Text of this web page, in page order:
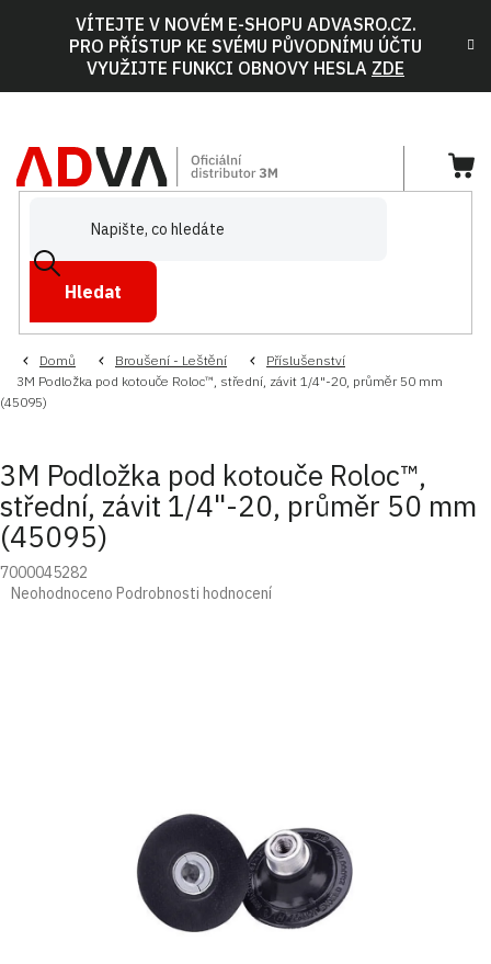
VÍTEJTE V NOVÉM E-SHOPU ADVASRO.CZ.
PRO PŘÍSTUP KE SVÉMU PŮVODNÍMU ÚČTU
VYUŽIJTE FUNKCI OBNOVY HESLA ZDE
Hledat
Domů Broušení - Leštění
Příslušenství
3M Podložka pod kotouče Roloc™, střední, závit 1/4"-20, průměr 50 mm
(45095)
3M Podložka pod kotouče Roloc™,
střední, závit 1/4"-20, průměr 50 mm
(45095)
7000045282
Průměrné
Neohodnoceno Podrobnosti hodnocení